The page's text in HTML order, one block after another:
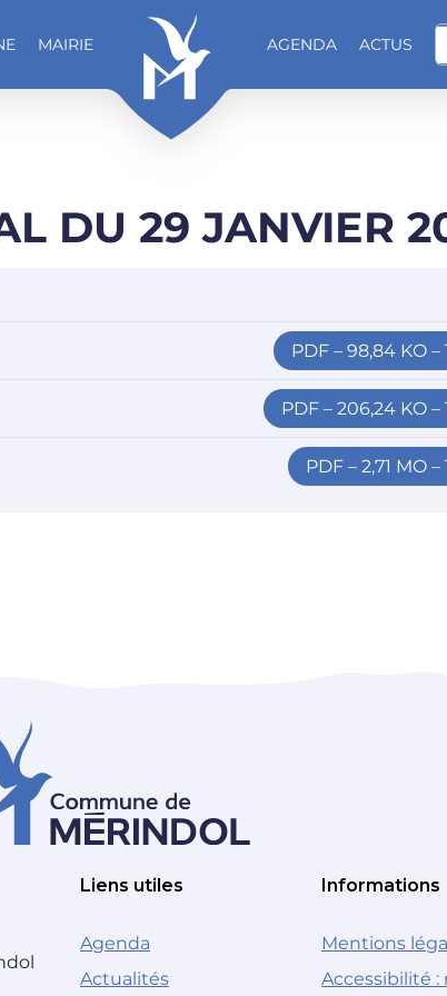
MAIRIE AGENDA ACTUS
DU 29 JANVIER
PDF – 98,84 KO –
PDF – 206,24 KO –
PDF – 2,71 MO
Liens utiles
Agenda
Actualités
Informations
Mentions
Accessibilité :